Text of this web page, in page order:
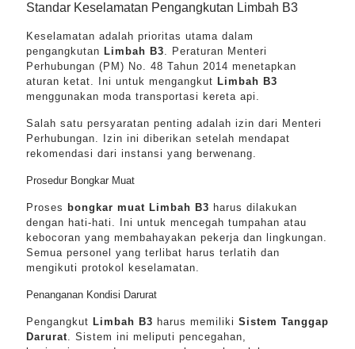
Standar Keselamatan Pengangkutan Limbah B3
Keselamatan adalah prioritas utama dalam
pengangkutan Limbah B3. Peraturan Menteri
Perhubungan (PM) No. 48 Tahun 2014 menetapkan
aturan ketat. Ini untuk mengangkut Limbah B3
menggunakan moda transportasi kereta api.
Salah satu persyaratan penting adalah izin dari Menteri
Perhubungan. Izin ini diberikan setelah mendapat
rekomendasi dari instansi yang berwenang.
Prosedur Bongkar Muat
Proses bongkar muat Limbah B3 harus dilakukan
dengan hati-hati. Ini untuk mencegah tumpahan atau
kebocoran yang membahayakan pekerja dan lingkungan.
Semua personel yang terlibat harus terlatih dan
mengikuti protokol keselamatan.
Penanganan Kondisi Darurat
Pengangkut Limbah B3 harus memiliki Sistem Tanggap
Darurat. Sistem ini meliputi pencegahan,